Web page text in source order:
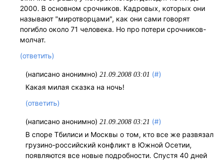
2000. В основном срочников. Кадровых, которых они
называют "миротворцами", как они сами говорят
погибло около 71 человека. Но про потери срочников-
молчат.
(ответить)
(написано анонимно)21.09.2008 03:01 (#)
Какая милая сказка на ночь!
(ответить)
(написано анонимно)21.09.2008 03:21 (#)
В споре Тбилиси и Москвы о том, кто все же развязал
грузино-российский конфликт в Южной Осетии,
появляются все новые подробности. Спустя 40 дней